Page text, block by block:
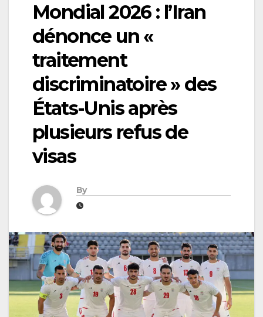
Mondial 2026 : l’Iran
dénonce un «
traitement
discriminatoire » des
États-Unis après
plusieurs refus de
visas
By